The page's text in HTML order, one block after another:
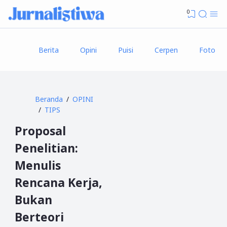
0
Berita Opini Puisi Cerpen Foto
Beranda
OPINI
TIPS
Proposal
Penelitian:
Menulis
Rencana Kerja,
Bukan
Berteori